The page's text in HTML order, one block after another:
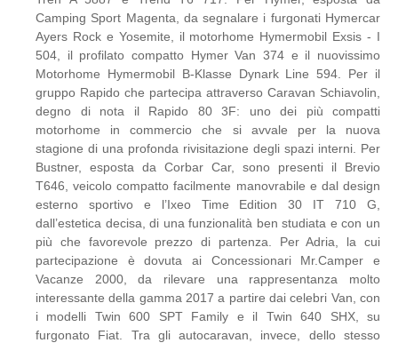
Camping Sport Magenta, da segnalare i furgonati Hymercar
Ayers Rock e Yosemite, il motorhome Hymermobil Exsis - I
504, il profilato compatto Hymer Van 374 e il nuovissimo
Motorhome Hymermobil B-Klasse Dynark Line 594. Per il
gruppo Rapido che partecipa attraverso Caravan Schiavolin,
degno di nota il Rapido 80 3F: uno dei più compatti
motorhome in commercio che si avvale per la nuova
stagione di una profonda rivisitazione degli spazi interni. Per
Bustner, esposta da Corbar Car, sono presenti il Brevio
T646, veicolo compatto facilmente manovrabile e dal design
esterno sportivo e l’Ixeo Time Edition 30 IT 710 G,
dall’estetica decisa, di una funzionalità ben studiata e con un
più che favorevole prezzo di partenza. Per Adria, la cui
partecipazione è dovuta ai Concessionari Mr.Camper e
Vacanze 2000, da rilevare una rappresentanza molto
interessante della gamma 2017 a partire dai celebri Van, con
i modelli Twin 600 SPT Family e il Twin 640 SHX, su
furgonato Fiat. Tra gli autocaravan, invece, dello stesso